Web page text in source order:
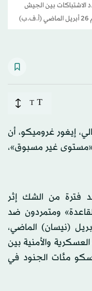
الاشتباكات بين الجيش
T
T
إيغور غروميكو، أن
«مستوى غير مسبوق»،
فترة من الشك إثر
ومتمردون ضد
(نيسان) الماضي،
والأمنية بين
مئات الجنود في